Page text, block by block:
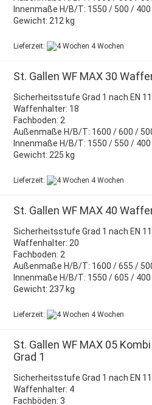
Innenmaße H/B/T: 1550 / 500 /
Gewicht: 212 kg
Lieferzeit: 4 Wochen
St. Gallen WF MAX 30
Sicherheitsstufe Grad 1 nach EN
Waffenhalter: 18
Fachboden: 2
Außenmaße H/B/T: 1600 / 600 /
Innenmaße H/B/T: 1550 / 550 /
Gewicht: 225 kg
Lieferzeit: 4 Wochen
St. Gallen WF MAX 40
Sicherheitsstufe Grad 1 nach EN
Waffenhalter: 20
Fachboden: 2
Außenmaße H/B/T: 1600 / 655 /
Innenmaße H/B/T: 1550 / 605 /
Gewicht: 237 kg
Lieferzeit: 4 Wochen
St. Gallen WF MAX 05
Grad 1
Sicherheitsstufe Grad 1 nach EN
Waffenhalter: 4
Fachböden: 3